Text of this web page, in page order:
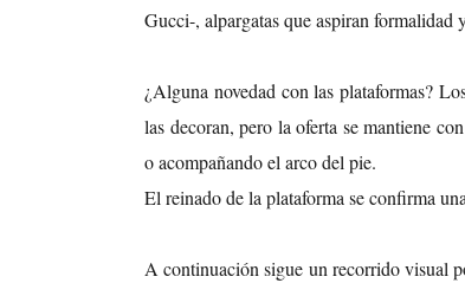
Gucci-, alpargatas que aspiran formalidad
¿Alguna novedad con las plataformas?
las decoran, pero la oferta se mantiene
o acompañando el arco del pie.
El reinado de la plataforma se confirma
A continuación sigue un recorrido visual